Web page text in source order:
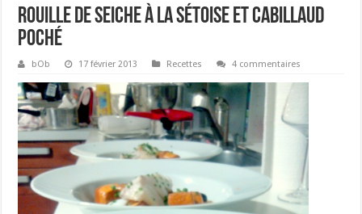
Rouille de seiche à la Sétoise et cabillaud
poché
bOb 17 février 2013 Recettes 4 commentaires